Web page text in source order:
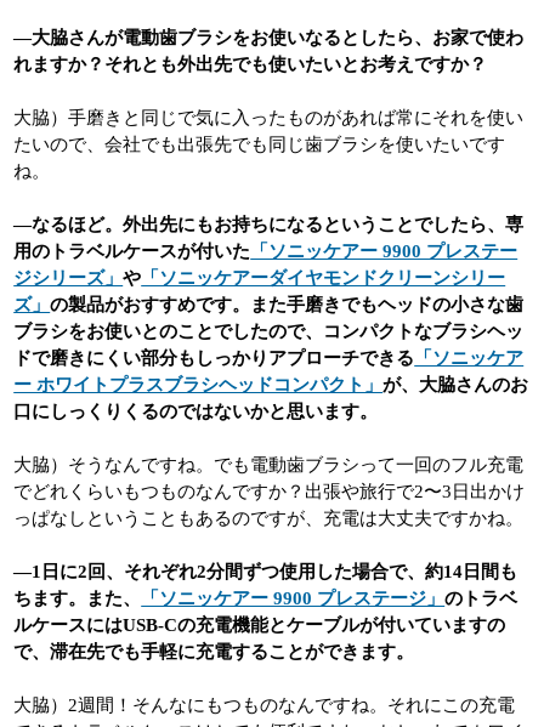
―大脇さんが電動歯ブラシをお使いなるとしたら、お家で使わ
れますか？それとも外出先でも使いたいとお考えですか？
大脇）手磨きと同じで気に入ったものがあれば常にそれを使い
たいので、会社でも出張先でも同じ歯ブラシを使いたいです
ね。
―なるほど。外出先にもお持ちになるということでしたら、専
用のトラベルケースが付いた 「ソニッケアー 9900 プレステー
ジシリーズ」や 「ソニッケアーダイヤモンドクリーンシリー
ズ」の製品がおすすめです。また手磨きでもヘッドの小さな歯
ブラシをお使いとのことでしたので、コンパクトなブラシヘッ
ドで磨きにくい部分もしっかりアプローチできる 「ソニッケア
ー ホワイトプラスブラシヘッドコンパクト」が、大脇さんのお
口にしっくりくるのではないかと思います。
大脇）そうなんですね。でも電動歯ブラシって一回のフル充電
でどれくらいもつものなんですか？出張や旅行で2〜3日出かけ
っぱなしということもあるのですが、充電は大丈夫ですかね。
―1日に2回、それぞれ2分間ずつ使用した場合で、約14日間も
ちます。また、
「ソニッケアー 9900 プレステージ」のトラベ
ルケースにはUSB-Cの充電機能とケーブルが付いていますの
で、滞在先でも手軽に充電することができます。
大脇）2週間！そんなにもつものなんですね。それにこの充電